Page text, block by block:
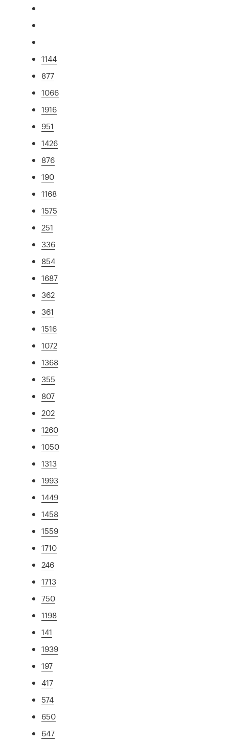
1144
877
1066
1916
951
1426
876
190
1168
1575
251
336
854
1687
362
361
1516
1072
1368
355
807
202
1260
1050
1313
1993
1449
1458
1559
1710
246
1713
750
1198
141
1939
197
417
574
650
647